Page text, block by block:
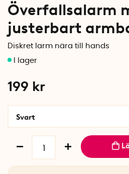
Överfallsalarm
justerbart
Diskret larm nära till hands
199 kr
Svart